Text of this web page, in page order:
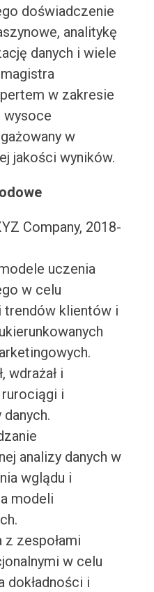
doświadczenie
analitykę
danych i wiele
w zakresie
wysoce
w
jakości wyników.
Company, 2018-
uczenia
w celu
trendów klientów i
wdrażał i
rurociągi i
analizy danych w
wglądu i
modeli
z zespołami
w celu
dokładności i